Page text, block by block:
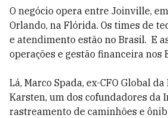
O negócio opera entre Joinville,
Orlando, na Flórida. Os times de
e atendimento estão no Brasil. E
operações e gestão financeira nos
Lá, Marco Spada, ex-CFO Global
Karsten, um dos cofundadores da
rastreamento de caminhões e